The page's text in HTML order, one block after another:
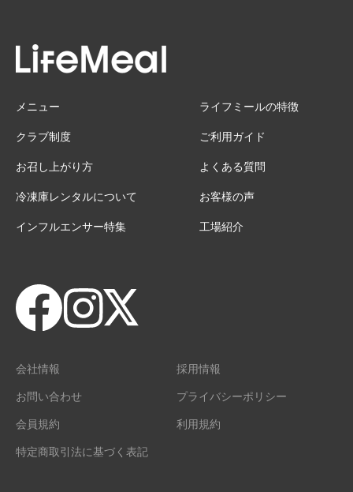
メニュー ライフミールの特徴
クラブ制度 ご利用ガイド
お召し上がり方 よくある質問
冷凍庫レンタルについて お客様の声
インフルエンサー特集 工場紹介
会社情報 採用情報
お問い合わせ プライバシーポリシー
会員規約 利用規約
特定商取引法に基づく表記